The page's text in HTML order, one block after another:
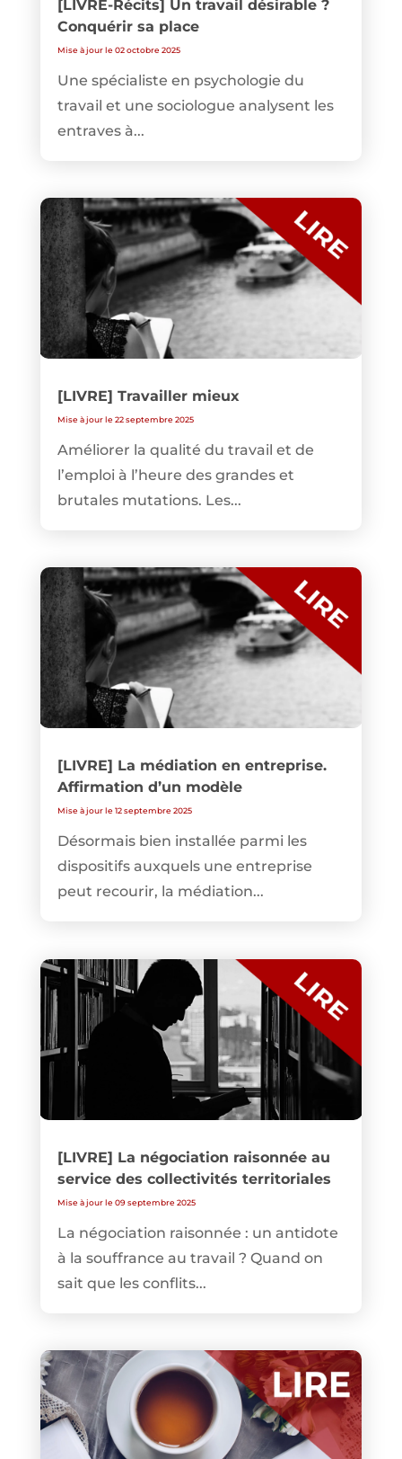
[LIVRE-Récits] Un travail désirable ?
Conquérir sa place
Mise à jour le 02 octobre 2025
Une spécialiste en psychologie du
travail et une sociologue analysent les
entraves à...
[LIVRE] Travailler mieux
Mise à jour le 22 septembre 2025
Améliorer la qualité du travail et de
l’emploi à l’heure des grandes et
brutales mutations. Les...
[LIVRE] La médiation en entreprise.
Affirmation d’un modèle
Mise à jour le 12 septembre 2025
Désormais bien installée parmi les
dispositifs auxquels une entreprise
peut recourir, la médiation...
[LIVRE] La négociation raisonnée au
service des collectivités territoriales
Mise à jour le 09 septembre 2025
La négociation raisonnée : un antidote
à la souffrance au travail ? Quand on
sait que les conflits...